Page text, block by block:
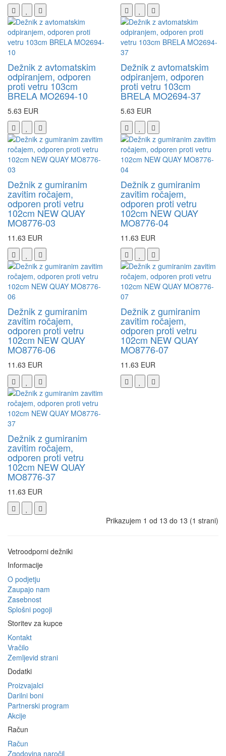
Dežnik z avtomatskim
odpiranjem, odporen
proti vetru 103cm
BRELA MO2694-10
5.63 EUR
Dežnik z avtomatskim
odpiranjem, odporen
proti vetru 103cm
BRELA MO2694-37
5.63 EUR
Dežnik z gumiranim
zavitim ročajem,
odporen proti vetru
102cm NEW QUAY
MO8776-03
11.63 EUR
Dežnik z gumiranim
zavitim ročajem,
odporen proti vetru
102cm NEW QUAY
MO8776-04
11.63 EUR
Dežnik z gumiranim
zavitim ročajem,
odporen proti vetru
102cm NEW QUAY
MO8776-06
11.63 EUR
Dežnik z gumiranim
zavitim ročajem,
odporen proti vetru
102cm NEW QUAY
MO8776-07
11.63 EUR
Dežnik z gumiranim
zavitim ročajem,
odporen proti vetru
102cm NEW QUAY
MO8776-37
11.63 EUR
Prikazujem 1 od 13 do 13 (1 strani)
Vetroodporni dežniki
Informacije
O podjetju
Zaupajo nam
Zasebnost
Splošni pogoji
Storitev za kupce
Kontakt
Vračilo
Zemljevid strani
Dodatki
Proizvajalci
Darilni boni
Partnerski program
Akcije
Račun
Račun
Zgodovina naročil